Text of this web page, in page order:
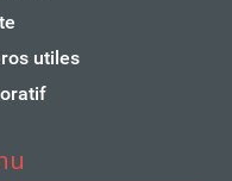
utiles